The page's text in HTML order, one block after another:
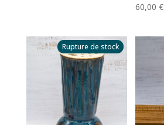
60,00€
Rupture de stock